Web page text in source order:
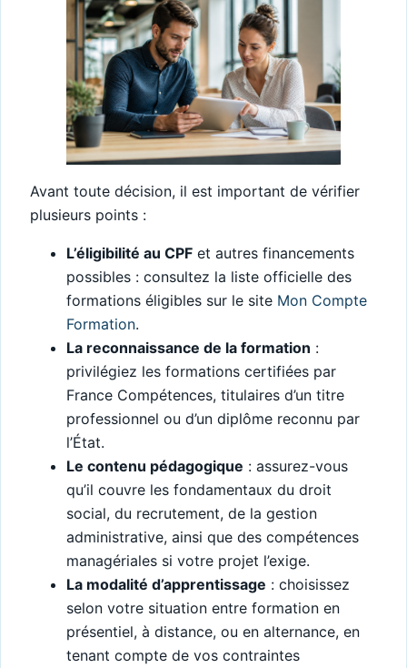
Avant toute décision, il est important de vérifier
plusieurs points :
L’éligibilité au CPF et autres financements
possibles : consultez la liste officielle des
formations éligibles sur le site Mon Compte
Formation.
La reconnaissance de la formation :
privilégiez les formations certifiées par
France Compétences, titulaires d’un titre
professionnel ou d’un diplôme reconnu par
l’État.
Le contenu pédagogique : assurez-vous
qu’il couvre les fondamentaux du droit
social, du recrutement, de la gestion
administrative, ainsi que des compétences
managériales si votre projet l’exige.
La modalité d’apprentissage : choisissez
selon votre situation entre formation en
présentiel, à distance, ou en alternance, en
tenant compte de vos contraintes